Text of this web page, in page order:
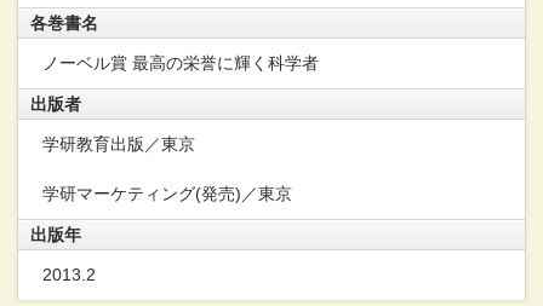
各巻書名
ノーベル賞 最高の栄誉に輝く科学者
出版者
学研教育出版／東京
学研マーケティング(発売)／東京
出版年
2013.2